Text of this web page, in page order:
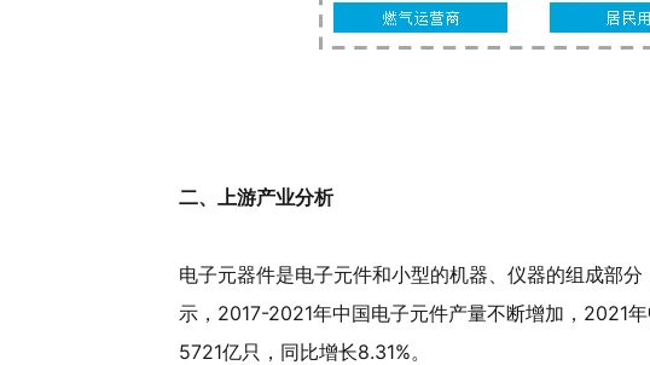
二、上游产业分析
电子元器件是电子元件和小型的机器、仪器的组成部
示，2017-2021年中国电子元件产量不断增加，2021
5721亿只，同比增长8.31%。